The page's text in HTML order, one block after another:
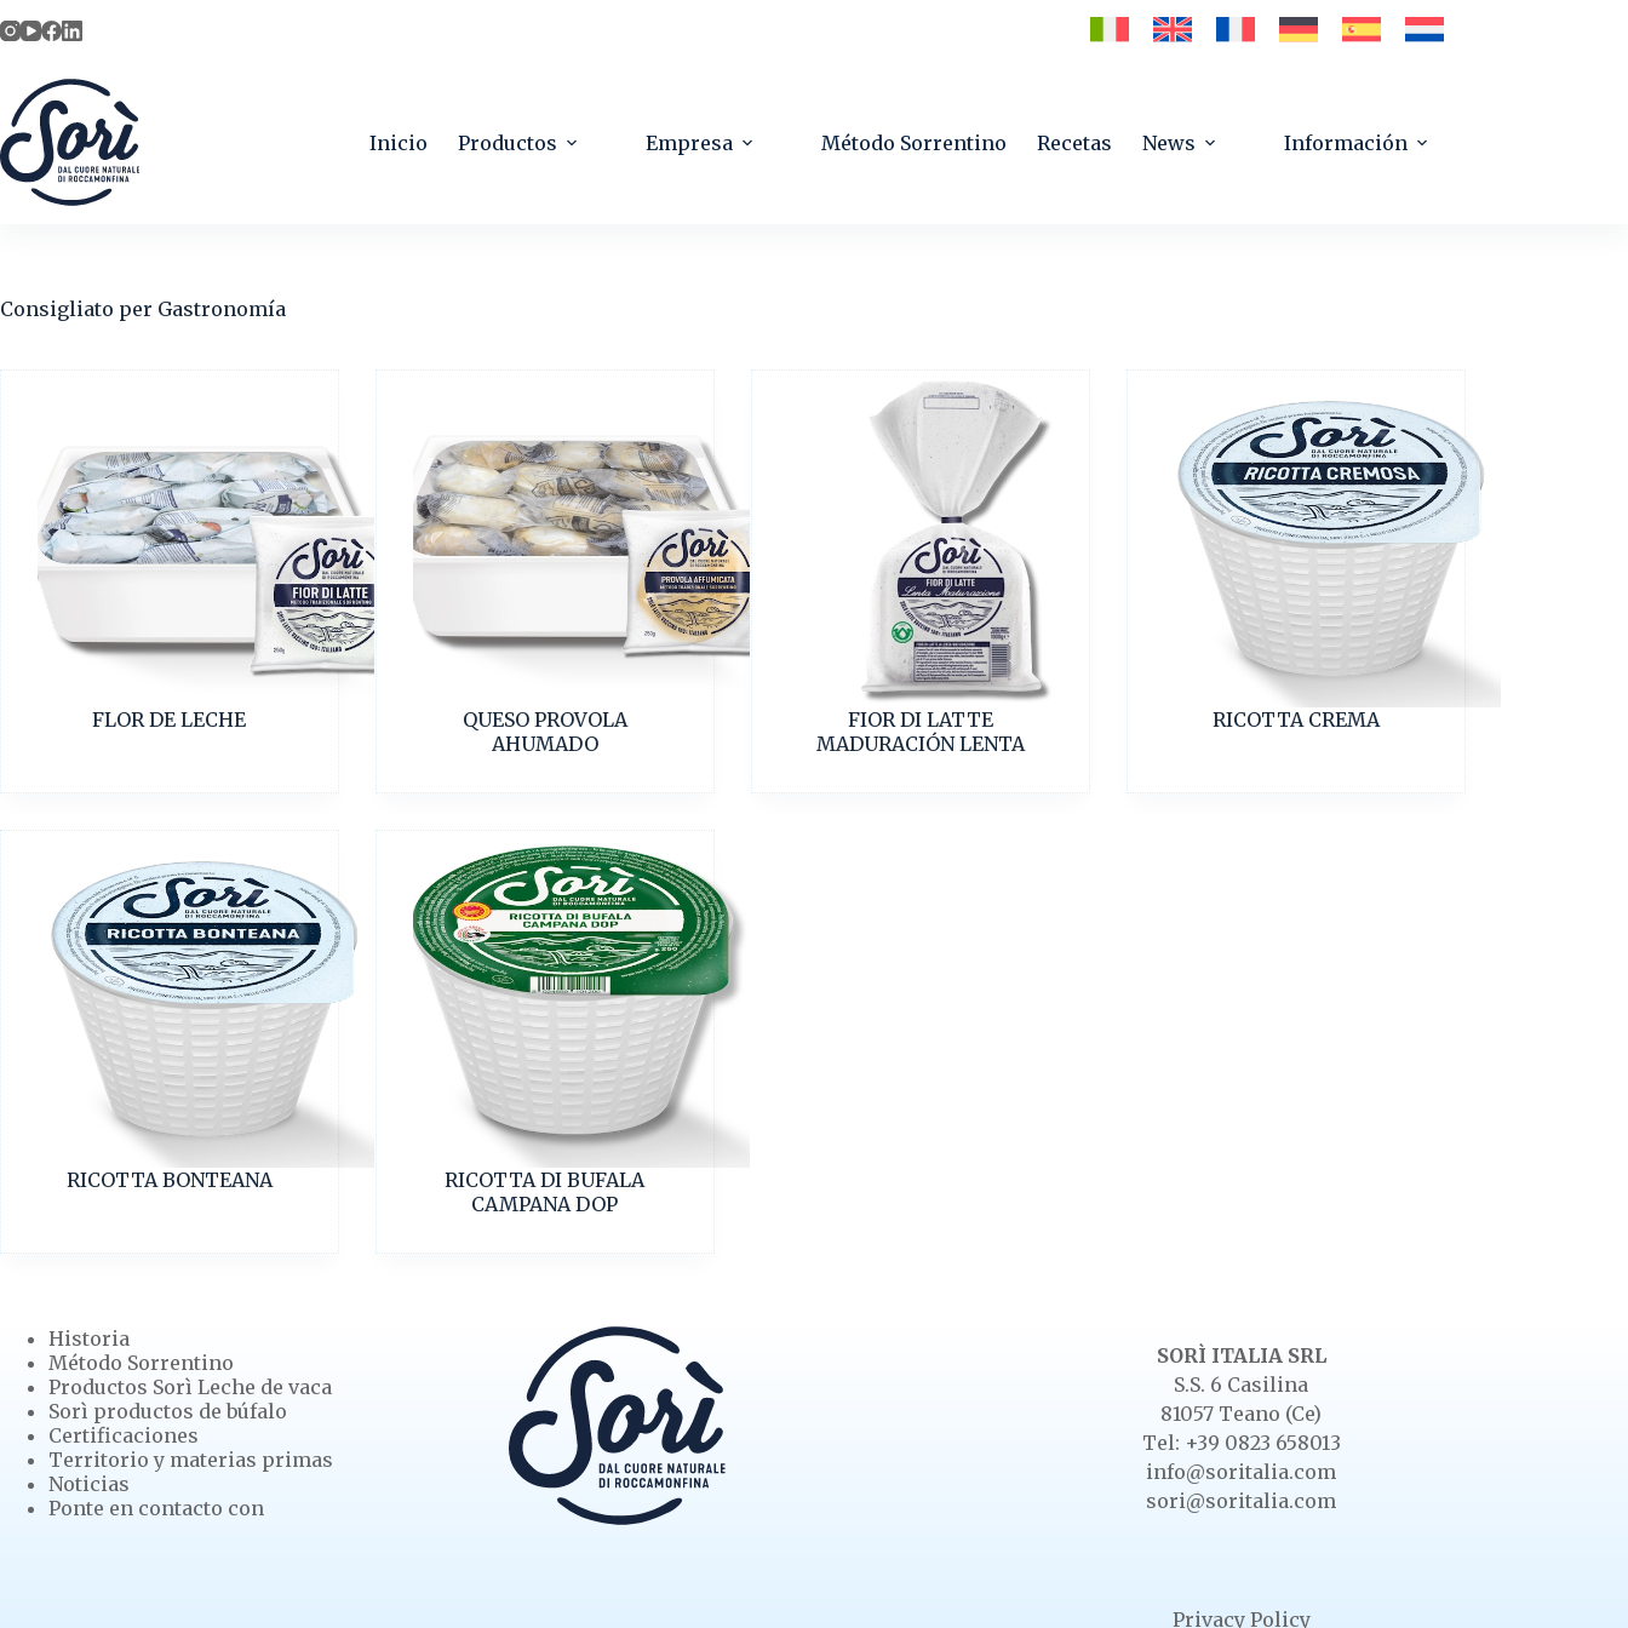
to
Inicio Productos Empresa Método Sorrentino Recetas News Información
Consigliato per Gastronomía
FLOR DE LECHE
QUESO PROVOLA
AHUMADO
FIOR DI LATTE
MADURACIÓN LENTA
RICOTTA CREMA
RICOTTA BONTEANA
RICOTTA DI BUFALA
CAMPANA DOP
Historia
Método Sorrentino
Productos Sorì Leche de vaca
Sorì productos de búfalo
Certificaciones
Territorio y materias primas
Noticias
Ponte en contacto con
SORÌ ITALIA SRL
S.S. 6 Casilina
81057 Teano (Ce)
Tel: +39 0823 658013
info@soritalia.com
sori@soritalia.com
Privacy Policy